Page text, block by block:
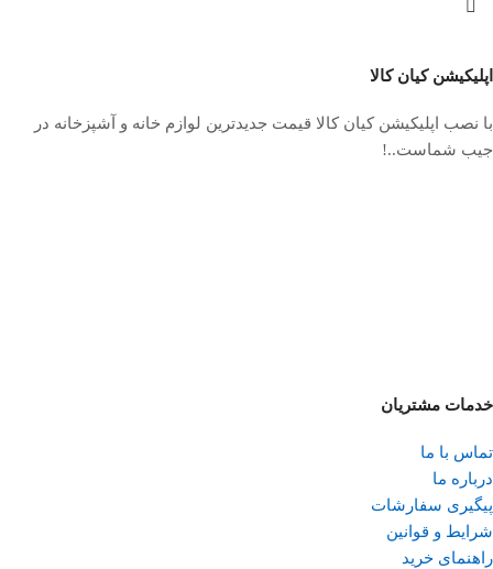
اپلیکیشن کیان کالا
با نصب اپلیکیشن کیان کالا قیمت جدیدترین لوازم خانه و آشپزخانه در
جیب شماست..!
خدمات مشتریان
تماس با ما
درباره ما
پیگیری سفارشات
شرایط و قوانین
راهنمای خرید